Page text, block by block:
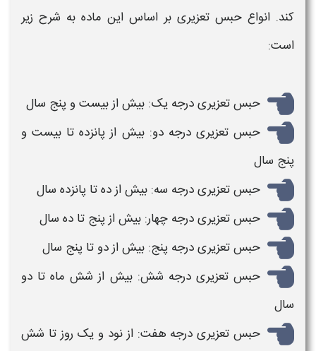
کند. انواع حبس تعزیری بر اساس این ماده به شرح زیر
است:
حبس تعزیری درجه یک: بیش از بیست و پنج سال
حبس تعزیری درجه دو: بیش از پانزده تا بیست و
پنج سال
حبس تعزیری درجه سه: بیش از ده تا پانزده سال
حبس تعزیری درجه چهار: بیش از پنج تا ده سال
حبس تعزیری درجه پنج: بیش از دو تا پنج سال
حبس تعزیری درجه شش: بیش از شش ماه تا دو
سال
حبس تعزیری درجه هفت: از نود و یک روز تا شش